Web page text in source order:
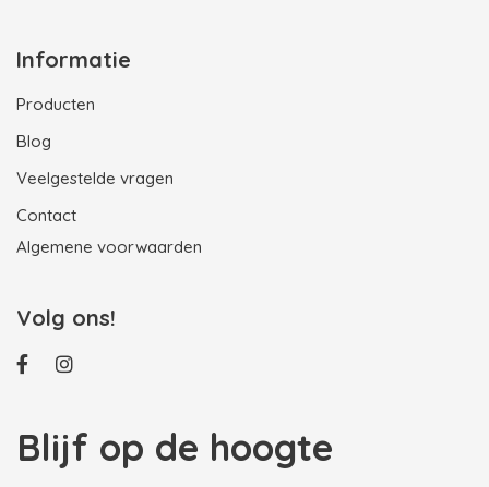
Informatie
Producten
Blog
Veelgestelde vragen
Contact
Algemene voorwaarden
Volg ons!
Blijf op de hoogte